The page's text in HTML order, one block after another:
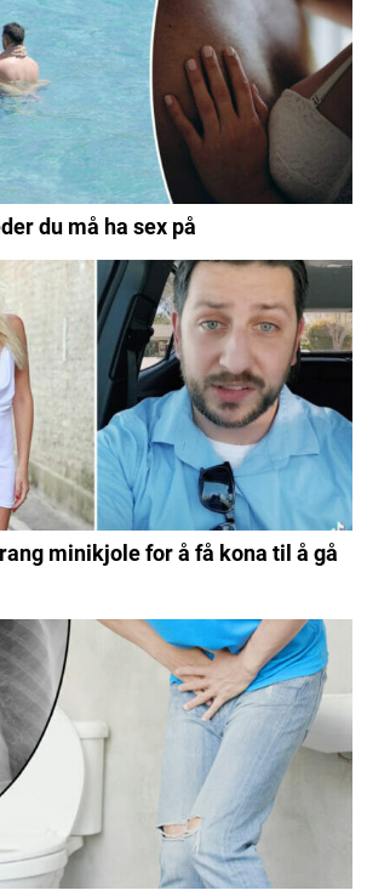
du må ha sex på
minikjole for å få kona til å gå